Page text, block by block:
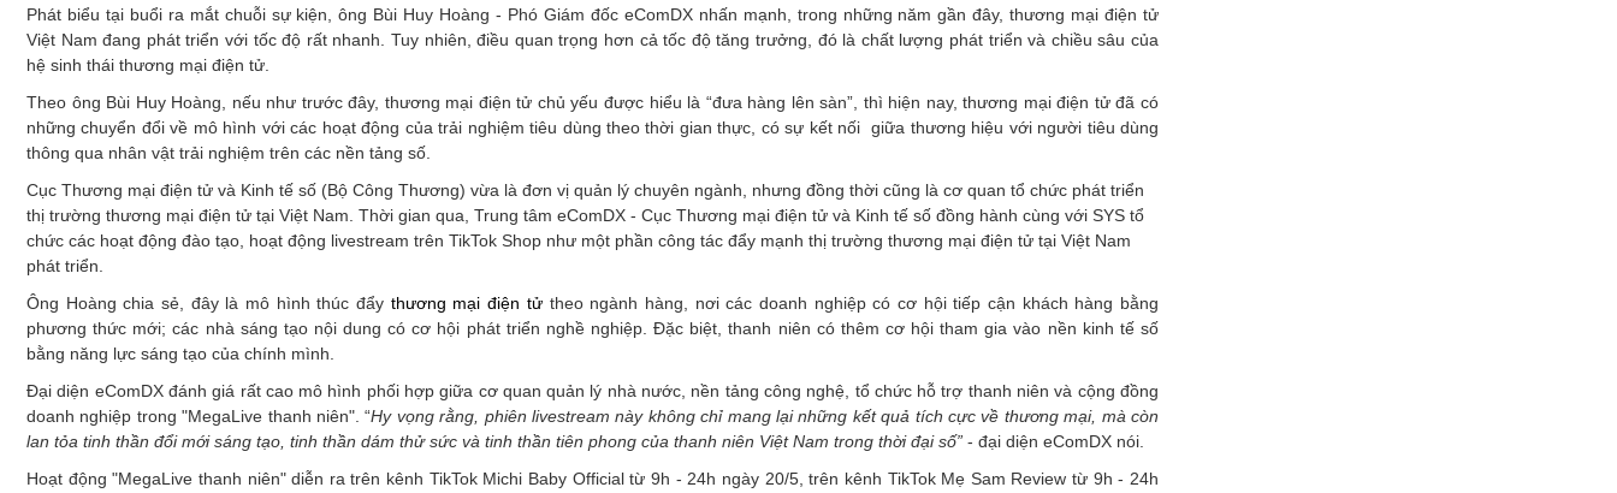
Phát biểu tại buổi ra mắt chuỗi sự kiện, ông Bùi Huy Hoàng - Phó Giám đốc eComDX nhấn mạnh, trong những năm gần đây, thương mại điện tử
Việt Nam đang phát triển với tốc độ rất nhanh. Tuy nhiên, điều quan trọng hơn cả tốc độ tăng trưởng, đó là chất lượng phát triển và chiều sâu của
hệ sinh thái thương mại điện tử.
Theo ông Bùi Huy Hoàng, nếu như trước đây, thương mại điện tử chủ yếu được hiểu là “đưa hàng lên sàn”, thì hiện nay, thương mại điện tử đã có
những chuyển đổi về mô hình với các hoạt động của trải nghiệm tiêu dùng theo thời gian thực, có sự kết nối giữa thương hiệu với người tiêu dùng
thông qua nhân vật trải nghiệm trên các nền tảng số.
Cục Thương mại điện tử và Kinh tế số (Bộ Công Thương) vừa là đơn vị quản lý chuyên ngành, nhưng đồng thời cũng là cơ quan tổ chức phát triển
thị trường thương mại điện tử tại Việt Nam. Thời gian qua, Trung tâm eComDX - Cục Thương mại điện tử và Kinh tế số đồng hành cùng với SYS tổ
chức các hoạt động đào tạo, hoạt động livestream trên TikTok Shop như một phần công tác đẩy mạnh thị trường thương mại điện tử tại Việt Nam
phát triển.
Ông Hoàng chia sẻ, đây là mô hình thúc đẩy thương mại điện tửtheo ngành hàng, nơi các doanh nghiệp có cơ hội tiếp cận khách hàng bằng
phương thức mới; các nhà sáng tạo nội dung có cơ hội phát triển nghề nghiệp. Đặc biệt, thanh niên có thêm cơ hội tham gia vào nền kinh tế số
bằng năng lực sáng tạo của chính mình.
Đại diện eComDX đánh giá rất cao mô hình phối hợp giữa cơ quan quản lý nhà nước, nền tảng công nghệ, tổ chức hỗ trợ thanh niên và cộng đồng
doanh nghiệp trong "MegaLive thanh niên". “Hyvọng rằng, phiên livestream này không chỉ mang lại những kết quả tích cực về thương mại, mà còn
lan tỏa tinh thần đổi mới sáng tạo, tinh thần dám thử sức và tinh thần tiên phong của thanh niên Việt Nam trong thời đại số” - đại diện eComDX nói.
Hoạt động "MegaLive thanh niên" diễn ra trên kênh TikTok Michi Baby Official từ 9h - 24h ngày 20/5, trên kênh TikTok Mẹ Sam Review từ 9h - 24h